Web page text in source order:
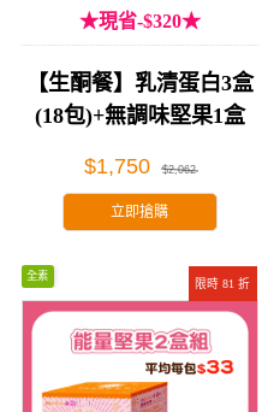
★現省-$320★
【生酮餐】乳清蛋白3盒
(18包)+無調味堅果1盒
$1,750 $2,062
立即搶購
限時 81 折
全素